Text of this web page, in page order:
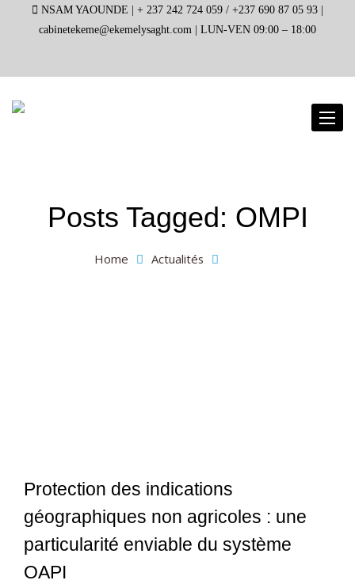
NSAM YAOUNDE | + 237 242 724 059 / +237 690 87 05 93 |
cabinetekeme@ekemelysaght.com | LUN-VEN 09:00 – 18:00
Posts Tagged: OMPI
Home Actualités
Protection des indications
géographiques non agricoles : une
particularité enviable du système
OAPI